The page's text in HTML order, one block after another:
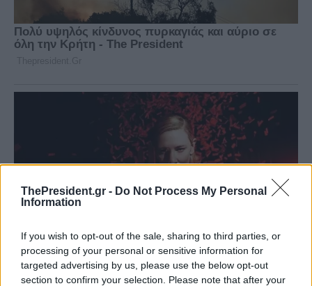
ThePresident.gr - Do Not Process My Personal
Information
If you wish to opt-out of the sale, sharing to third parties, or
processing of your personal or sensitive information for
targeted advertising by us, please use the below opt-out
section to confirm your selection. Please note that after your